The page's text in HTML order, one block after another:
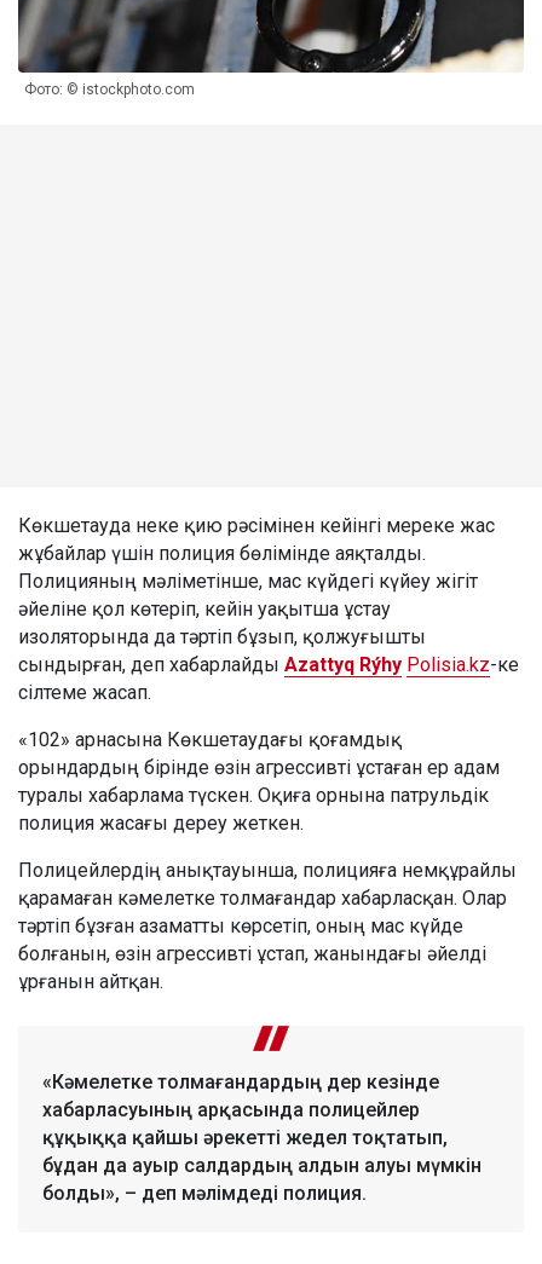
Фото: © istockphoto.com
Көкшетауда неке қию рәсімінен кейінгі мереке жас
жұбайлар үшін полиция бөлімінде аяқталды.
Полицияның мәліметінше, мас күйдегі күйеу жігіт
әйеліне қол көтеріп, кейін уақытша ұстау
изоляторында да тәртіп бұзып, қолжуғышты
сындырған, деп хабарлайды Azattyq Rýhy Polisia.kz-ке
сілтеме жасап.
«102» арнасына Көкшетаудағы қоғамдық
орындардың бірінде өзін агрессивті ұстаған ер адам
туралы хабарлама түскен. Оқиға орнына патрульдік
полиция жасағы дереу жеткен.
Полицейлердің анықтауынша, полицияға немқұрайлы
қарамаған кәмелетке толмағандар хабарласқан. Олар
тәртіп бұзған азаматты көрсетіп, оның мас күйде
болғанын, өзін агрессивті ұстап, жанындағы әйелді
ұрғанын айтқан.
«Кәмелетке толмағандардың дер кезінде
хабарласуының арқасында полицейлер
құқыққа қайшы әрекетті жедел тоқтатып,
бұдан да ауыр салдардың алдын алуы мүмкін
болды», – деп мәлімдеді полиция.